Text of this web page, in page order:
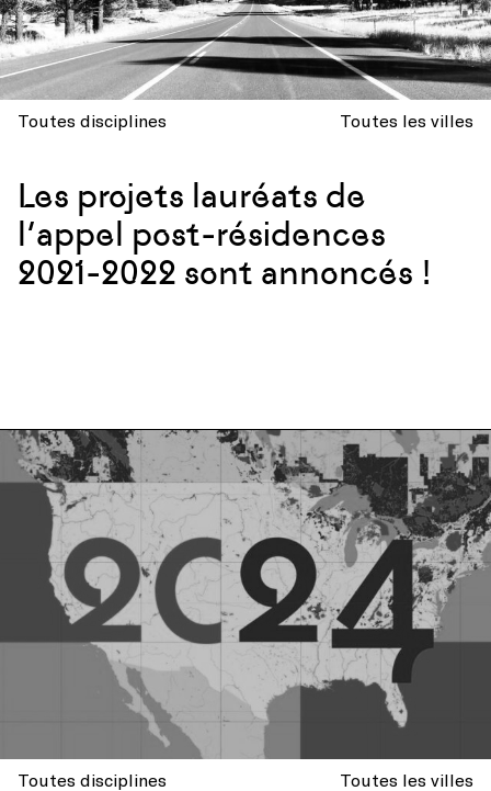
Toutes disciplines Toutes les villes
Les projets lauréats de
l’appel post-résidences
2021-2022 sont annoncés !
Toutes disciplines Toutes les villes